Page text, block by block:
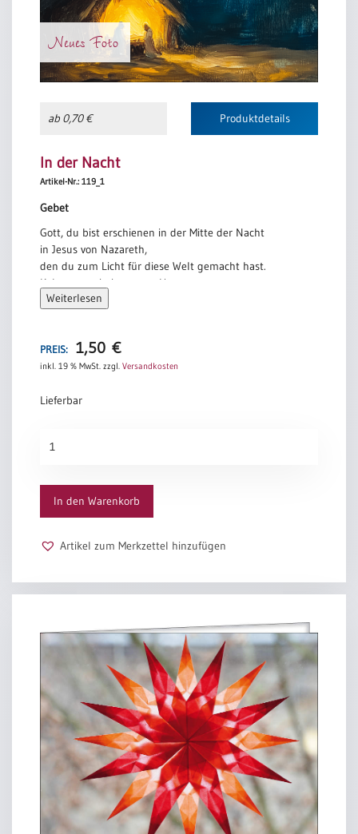
Neues Foto
ab 0,70 € Produktdetails
In der Nacht
Artikel-Nr.: 119_1
Gebet
Gott, du bist erschienen in der Mitte der Nacht
in Jesus von Nazareth,
den du zum Licht für diese Welt gemacht hast.
Kehre nun ein in unsere Herzen,
durchdringe uns,
Jörg Zink
Weiterlesen
PREIS: 1,50 €
inkl. 19 % MwSt. zzgl. Versandkosten
Lieferbar
der
Menge
In den Warenkorb
Artikel zum Merkzettel hinzufügen